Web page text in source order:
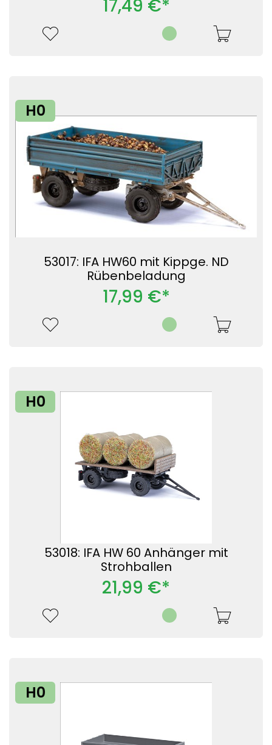
17,49 €*
H0
53017: IFA HW60 mit Kippge. ND
Rübenbeladung
17,99 €*
H0
53018: IFA HW 60 Anhänger mit
Strohballen
21,99 €*
H0